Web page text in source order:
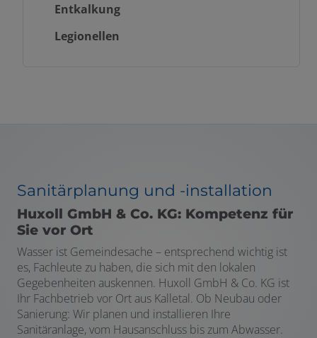
Entkalkung
Legionellen
Sanitärplanung und -installation
Huxoll GmbH & Co. KG: Kompetenz für
Sie vor Ort
Wasser ist Gemeindesache – entsprechend wichtig ist
es, Fachleute zu haben, die sich mit den lokalen
Gegebenheiten auskennen. Huxoll GmbH & Co. KG ist
Ihr Fachbetrieb vor Ort aus Kalletal. Ob Neubau oder
Sanierung: Wir planen und installieren Ihre
Sanitäranlage, vom Hausanschluss bis zum Abwasser.